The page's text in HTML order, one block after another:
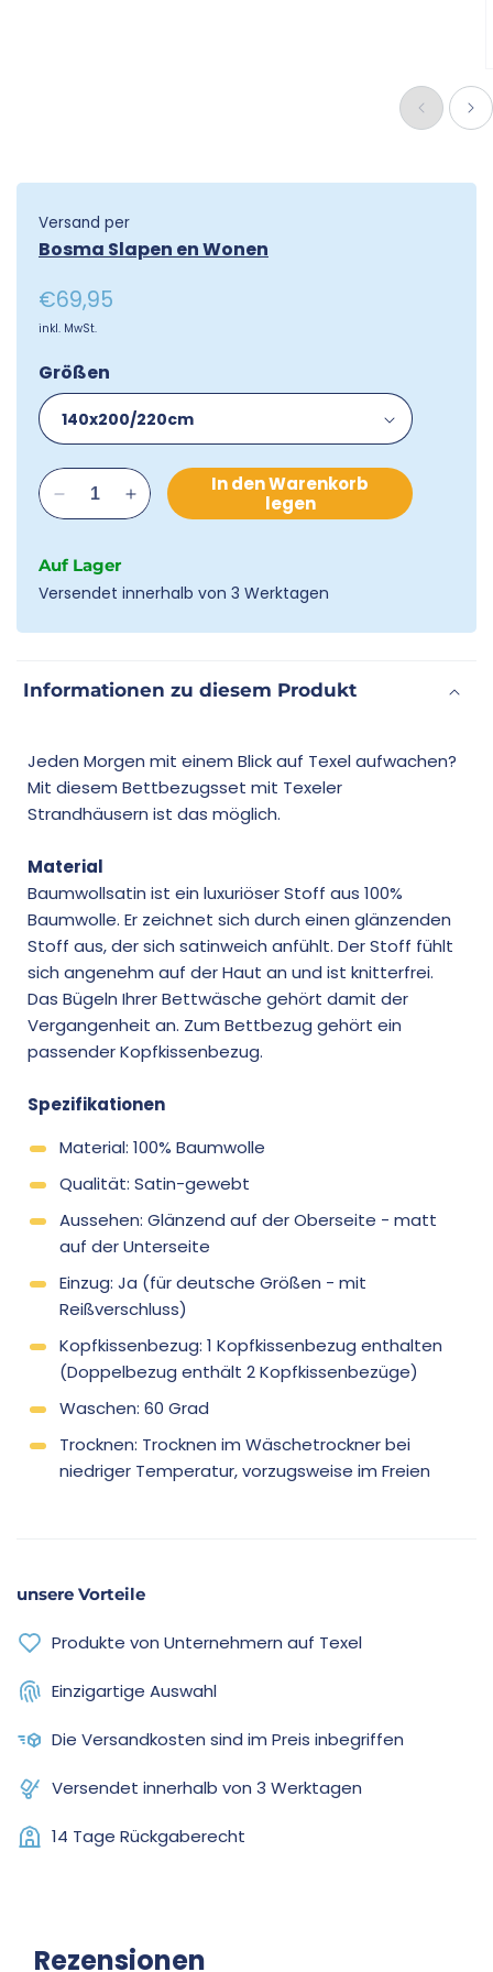
2
Versand per
Bosma Slapen en Wonen
Normaler
Preis
€69,95
inkl. MwSt.
Größen
Verringere
die
für
Luxuriöses
aus
Erhöhe
die
Luxuriöses
aus
In den Warenkorb
legen
Auf Lager
Versendet innerhalb von 3 Werktagen
Informationen zu diesem Produkt
Jeden Morgen mit einem Blick auf Texel aufwachen?
Mit diesem Bettbezugsset mit Texeler
Strandhäusern ist das möglich.
Material
Baumwollsatin ist ein luxuriöser Stoff aus 100%
Baumwolle. Er zeichnet sich durch einen glänzenden
Stoff aus, der sich satinweich anfühlt. Der Stoff fühlt
sich angenehm auf der Haut an und ist knitterfrei.
Das Bügeln Ihrer Bettwäsche gehört damit der
Vergangenheit an. Zum Bettbezug gehört ein
passender Kopfkissenbezug.
Spezifikationen
Material: 100% Baumwolle
Qualität: Satin-gewebt
Aussehen: Glänzend auf der Oberseite - matt
auf der Unterseite
Einzug: Ja (für deutsche Größen - mit
Reißverschluss)
Kopfkissenbezug: 1 Kopfkissenbezug enthalten
(Doppelbezug enthält 2 Kopfkissenbezüge)
Waschen: 60 Grad
Trocknen: Trocknen im Wäschetrockner bei
niedriger Temperatur, vorzugsweise im Freien
unsere Vorteile
Produkte von Unternehmern auf Texel
Einzigartige Auswahl
Die Versandkosten sind im Preis inbegriffen
Versendet innerhalb von 3 Werktagen
14 Tage Rückgaberecht
Rezensionen